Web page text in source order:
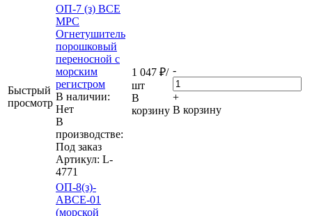
Быстрый
просмотр
ОП-7 (з) ВСЕ
МРС
Огнетушитель
порошковый
переносной с
морским
регистром
В наличии:
Нет
В
производстве:
Под заказ
Артикул: L-
4771
1 047 ₽/
шт
В
корзину
-
+
В корзину
ОП-8(з)-
АВСЕ-01
(морской